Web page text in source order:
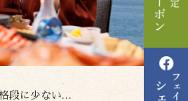
1くらいです。